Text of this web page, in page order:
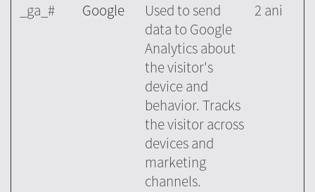
_ga_# Google
Used to send
data to Google
Analytics about
the visitor's
device and
behavior. Tracks
the visitor across
devices and
marketing
channels.
2 ani